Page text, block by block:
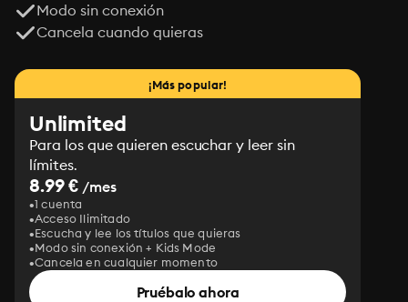
Modo sin conexión
Cancela cuando quieras
¡Más popular!
Unlimited
Para los que quieren escuchar y leer sin
límites.
8.99 € /mes
1 cuenta
Acceso Ilimitado
Escucha y lee los títulos que quieras
Modo sin conexión + Kids Mode
Cancela en cualquier momento
Pruébalo ahora